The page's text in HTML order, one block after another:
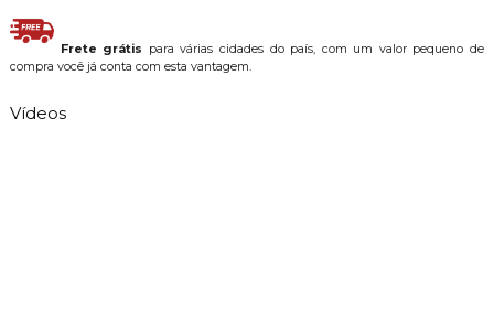
Frete grátis para várias cidades do país, com um valor pequeno de
compra você já conta com esta vantagem.
Vídeos